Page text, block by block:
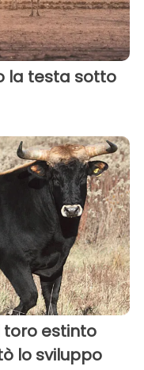
la testa sotto
toro estinto
lo sviluppo